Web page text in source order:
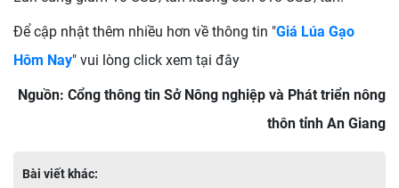
Để cập nhật thêm nhiều hơn về thông tin "Giá Lúa Gạo
Hôm Nay" vui lòng click xem tại đây
Nguồn: Cổng thông tin Sở Nông nghiệp và Phát triển nông
thôn tỉnh An Giang
Bài viết khác: